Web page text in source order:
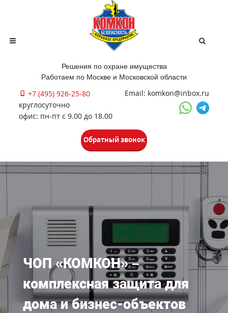
Решения по охране имущества
Работаем по Москве и Московской области
+7 (495) 926-25-80
круглосуточно
офис: пн-пт с 9.00 до 18.00
Email: komkon@inbox.ru
Обратный звонок
ЧОП «КОМКОН» –
комплексная защита для
дома и бизнес-объектов